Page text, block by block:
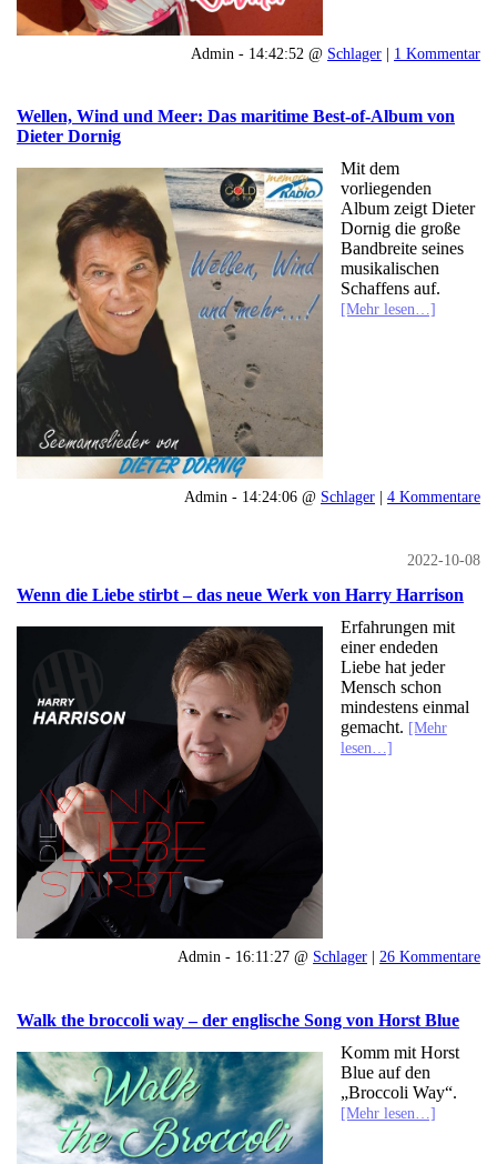
Admin - 14:42:52 @ Schlager | 1 Kommentar
Wellen, Wind und Meer: Das maritime Best-of-Album von
Dieter Dornig
Mit dem
vorliegenden
Album zeigt Dieter
Dornig die große
Bandbreite seines
musikalischen
Schaffens auf.
[Mehr lesen…]
Admin - 14:24:06 @ Schlager | 4 Kommentare
2022-10-08
Wenn die Liebe stirbt – das neue Werk von Harry Harrison
Erfahrungen mit
einer endeden
Liebe hat jeder
Mensch schon
mindestens einmal
gemacht. [Mehr
lesen…]
Admin - 16:11:27 @ Schlager | 26 Kommentare
Walk the broccoli way – der englische Song von Horst Blue
Komm mit Horst
Blue auf den
„Broccoli Way“.
[Mehr lesen…]